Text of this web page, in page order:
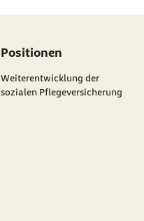
Positionen
Weiterentwicklung der
sozialen Pflegeversicherung